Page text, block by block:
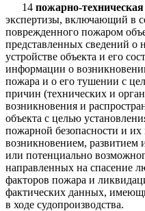
14 пожарно-техническая
экспертизы, включаю­щий в
поврежденного пожаром
представленных сведений о
устройстве объекта и его
информации о
пожара и о его тушении с
причин (техниче­ских и
возникновения и
объекта с целью
пожарной безопасности и
возникновением, развитием
или потенциально
направленных на спасение
факторов пожара и
фактических данных,
в ходе судопроизводства.